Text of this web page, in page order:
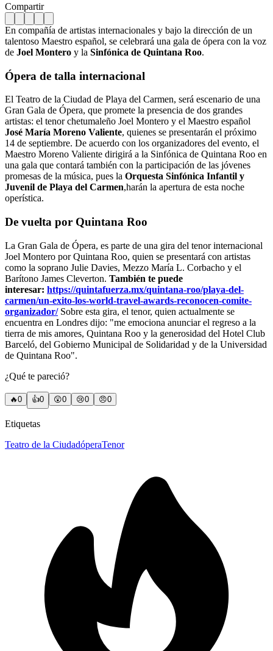
Compartir
En compañía de artistas internacionales y bajo la dirección de un
talentoso Maestro español, se celebrará una gala de ópera con la voz
de Joel Montero y la Sinfónica de Quintana Roo.
Ópera de talla internacional
El Teatro de la Ciudad de Playa del Carmen, será escenario de una
Gran Gala de Ópera, que promete la presencia de dos grandes
artistas: el tenor chetumaleño Joel Montero y el Maestro español
José María Moreno Valiente, quienes se presentarán el próximo
14 de septiembre. De acuerdo con los organizadores del evento, el
Maestro Moreno Valiente dirigirá a la Sinfónica de Quintana Roo en
una gala que contará también con la participación de las jóvenes
promesas de la música, pues la Orquesta Sinfónica Infantil y
Juvenil de Playa del Carmen,harán la apertura de esta noche
operística.
De vuelta por Quintana Roo
La Gran Gala de Ópera, es parte de una gira del tenor internacional
Joel Montero por Quintana Roo, quien se presentará con artistas
como la soprano Julie Davies, Mezzo María L. Corbacho y el
Barítono James Cleverton. También te puede
interesar: https://quintafuerza.mx/quintana-roo/playa-del-
carmen/un-exito-los-world-travel-awards-reconocen-comite-
organizador/Sobre esta gira, el tenor, quien actualmente se
encuentra en Londres dijo: "me emociona anunciar el regreso a la
tierra de mis amores, Quintana Roo y la generosidad del Hotel Club
Barceló, del Gobierno Municipal de Solidaridad y de la Universidad
de Quintana Roo".
¿Qué te pareció?
🔥0 👍0 😲0 😢0 😠0
Etiquetas
Teatro de la CiudadóperaTenor